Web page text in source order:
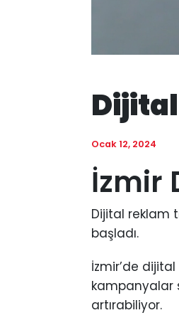
Ocak 12, 2024
İzmir
Dijital reklam
başladı.
İzmir’de
kampanyalar
artırabiliyor.